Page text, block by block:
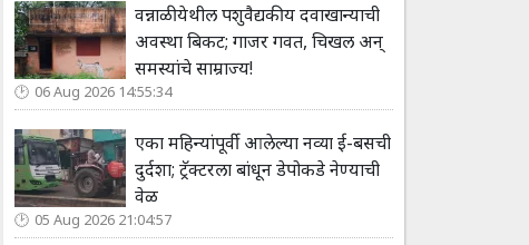
वन्नाळी येथील पशुवैद्यकीय दवाखान्याची
अवस्था बिकट; गाजर गवत, चिखल अन्
समस्यांचे साम्राज्य!
06 Aug 2026 14:55:34
एका महिन्यांपूर्वी आलेल्या नव्या ई-बसची
दुर्दशा; ट्रॅक्टरला बांधून डेपोकडे नेण्याची
वेळ
05 Aug 2026 21:04:57